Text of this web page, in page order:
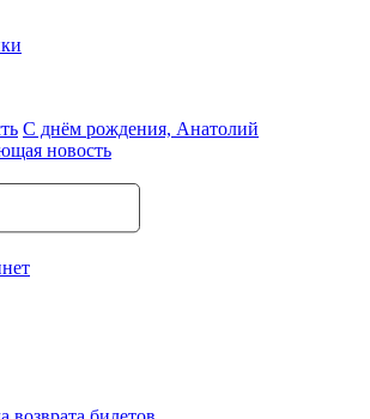
С днём рождения, Анатолий
новость